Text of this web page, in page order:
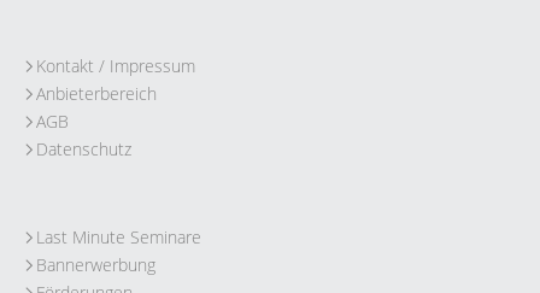
Kontakt / Impressum
Anbieterbereich
AGB
Datenschutz
Last Minute Seminare
Bannerwerbung